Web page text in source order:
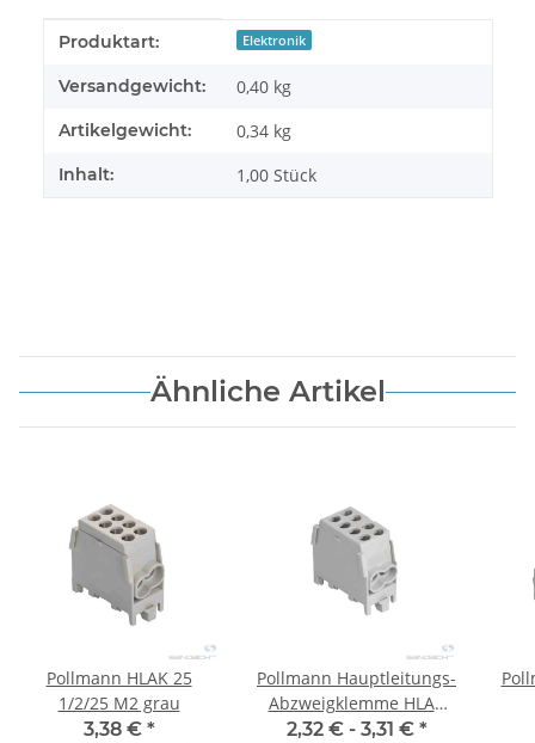
Produkteigenschaft
Wert
Produktart: Elektronik
Versandgewicht: 0,40 kg
Artikelgewicht: 0,34 kg
Inhalt: 1,00 Stück
Ähnliche Artikel
Pollmann HLAK 25
1/2/25 M2 grau
3,38 € *
Pollmann Hauptleitungs-
Abzweigklemme HLAK
25 1/2 M2 (Alle Farben)
2,32 € - 3,31 € *